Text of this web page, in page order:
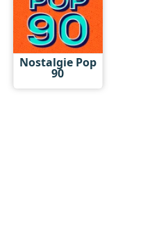
Nostalgie Pop
90